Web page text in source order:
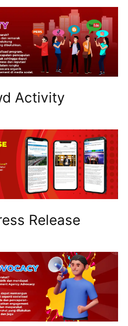
Activity
Release